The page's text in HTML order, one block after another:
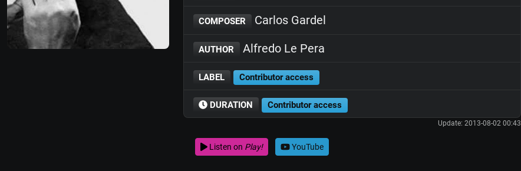
COMPOSER Carlos Gardel
AUTHOR Alfredo Le Pera
LABEL Contributor access
DURATION Contributor access
Update: 2013-08-02 00:43
Listen on Play! YouTube